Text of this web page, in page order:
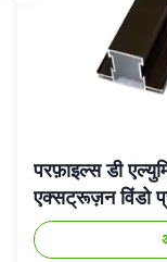
परफ़ाइल्स डी
एक्सट्रूज़न विंडो